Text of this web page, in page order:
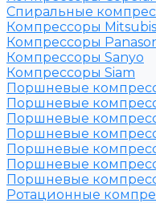
Спиральные
Компрессоры
Компрессоры
Компрессоры Sanyo
Компрессоры Siam
Поршневые
Поршневые
Поршневые
Поршневые
Поршневые
Поршневые
Поршневые
Ротационные